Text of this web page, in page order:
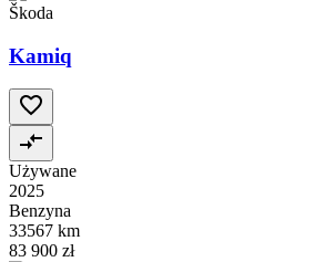
Škoda
Kamiq
Używane
2025
Benzyna
33567 km
83 900 zł